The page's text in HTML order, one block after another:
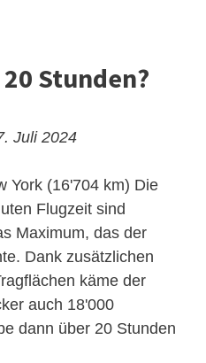
Stunden?
Juli 2024
York (16'704 km) Die
Flugzeit sind
Maximum, das der
Dank zusätzlichen
käme der
auch 18'000
dann über 20 Stunden